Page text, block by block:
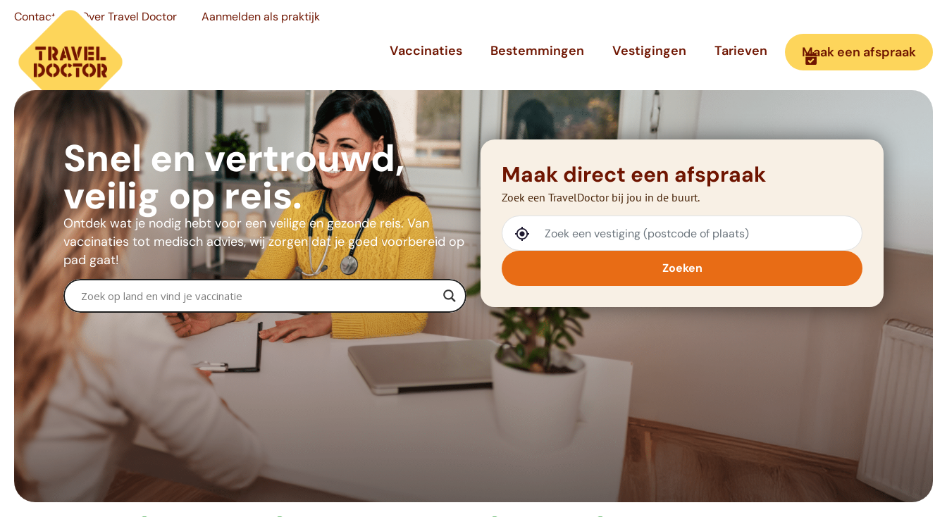
Contact Over Travel Doctor Aanmelden als praktijk
Maak een afspraak
Vaccinaties Bestemmingen Vestigingen Tarieven
Snel en vertrouwd,
veilig op reis.
Ontdek wat je nodig hebt voor een veilige en gezonde reis. Van
vaccinaties tot medisch advies, wij zorgen dat je goed voorbereid op
pad gaat!
Maak direct een afspraak
Zoek een TravelDoctor bij jou in de buurt.
Zoeken